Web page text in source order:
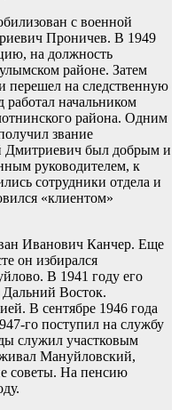
с военной
Проничев. В 1949
на должность
районе. Затем
на следственную
работал начальником
района. Одним
звание
Дмитриевич был добрым и
руководителем, к
сотрудники отдела и
«клиентом»
Иванович Канчер. Еще
он избирался
В 1941 году его
Восток.
В сентябре 1946 года
го поступил на службу
служил участковым
Мануйловский,
советы. На пенсию